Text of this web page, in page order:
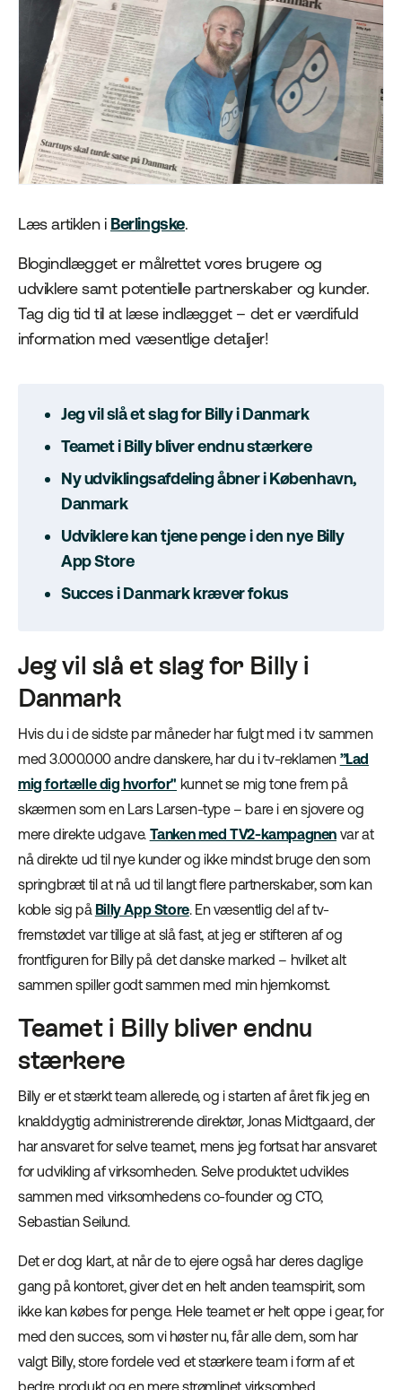
Jeg vil slå et slag for Billy i Danmark
Teamet i Billy bliver endnu stærkere
Ny udviklingsafdeling åbner i København,
Danmark
Udviklere kan tjene penge i den nye Billy
App Store
Succes i Danmark kræver fokus
Læs artiklen i Berlingske.
Blogindlægget er målrettet vores brugere og
udviklere samt potentielle partnerskaber og kunder.
Tag dig tid til at læse indlægget – det er værdifuld
information med væsentlige detaljer!
Jeg vil slå et slag for Billy i
Danmark
Hvis du i de sidste par måneder har fulgt med i tv sammen
med 3.000.000 andre danskere, har du i tv-reklamen ”Lad
mig fortælle dig hvorfor" kunnet se mig tone frem på
skærmen som en Lars Larsen-type – bare i en sjovere og
mere direkte udgave. Tanken med TV2-kampagnen var at
nå direkte ud til nye kunder og ikke mindst bruge den som
springbræt til at nå ud til langt flere partnerskaber, som kan
koble sig på Billy App Store. En væsentlig del af tv-
fremstødet var tillige at slå fast, at jeg er stifteren af og
frontfiguren for Billy på det danske marked – hvilket alt
sammen spiller godt sammen med min hjemkomst.
Teamet i Billy bliver endnu
stærkere
Billy er et stærkt team allerede, og i starten af året fik jeg en
knalddygtig administrerende direktør, Jonas Midtgaard, der
har ansvaret for selve teamet, mens jeg fortsat har ansvaret
for udvikling af virksomheden. Selve produktet udvikles
sammen med virksomhedens co-founder og CTO,
Sebastian Seilund.
Det er dog klart, at når de to ejere også har deres daglige
gang på kontoret, giver det en helt anden teamspirit, som
ikke kan købes for penge. Hele teamet er helt oppe i gear, for
med den succes, som vi høster nu, får alle dem, som har
valgt Billy, store fordele ved et stærkere team i form af et
bedre produkt og en mere strømlinet virksomhed.